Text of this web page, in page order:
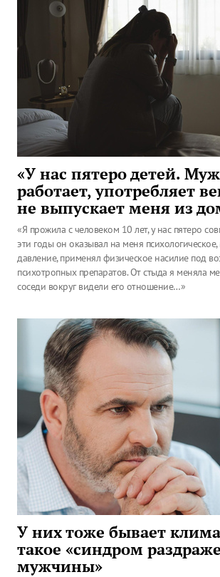
«У нас пятеро детей.
работает, употребляет
не выпускает меня из
«Я прожила с человеком 10 лет, у нас пятеро
эти годы он оказывал на меня
давление, применял физическое насилие под
психотропных препаратов. От стыда я меняла
соседи вокруг видели его отношение…»
У них тоже бывает
такое «синдром
мужчины»